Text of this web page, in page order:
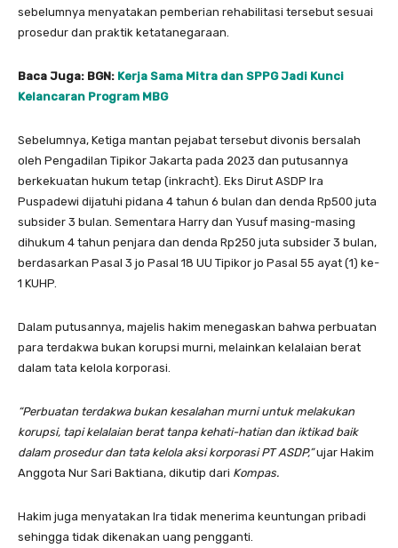
sebelumnya menyatakan pemberian rehabilitasi tersebut sesuai
prosedur dan praktik ketatanegaraan.
Baca Juga: BGN: Kerja Sama Mitra dan SPPG Jadi Kunci
Kelancaran Program MBG
Sebelumnya, Ketiga mantan pejabat tersebut divonis bersalah
oleh Pengadilan Tipikor Jakarta pada 2023 dan putusannya
berkekuatan hukum tetap (inkracht). Eks Dirut ASDP Ira
Puspadewi dijatuhi pidana 4 tahun 6 bulan dan denda Rp500 juta
subsider 3 bulan. Sementara Harry dan Yusuf masing-masing
dihukum 4 tahun penjara dan denda Rp250 juta subsider 3 bulan,
berdasarkan Pasal 3 jo Pasal 18 UU Tipikor jo Pasal 55 ayat (1) ke-
1 KUHP.
Dalam putusannya, majelis hakim menegaskan bahwa perbuatan
para terdakwa bukan korupsi murni, melainkan kelalaian berat
dalam tata kelola korporasi.
“Perbuatan terdakwa bukan kesalahan murni untuk melakukan
korupsi, tapi kelalaian berat tanpa kehati-hatian dan iktikad baik
dalam prosedur dan tata kelola aksi korporasi PT ASDP,”ujar Hakim
Anggota Nur Sari Baktiana, dikutip dari Kompas.
Hakim juga menyatakan Ira tidak menerima keuntungan pribadi
sehingga tidak dikenakan uang pengganti.